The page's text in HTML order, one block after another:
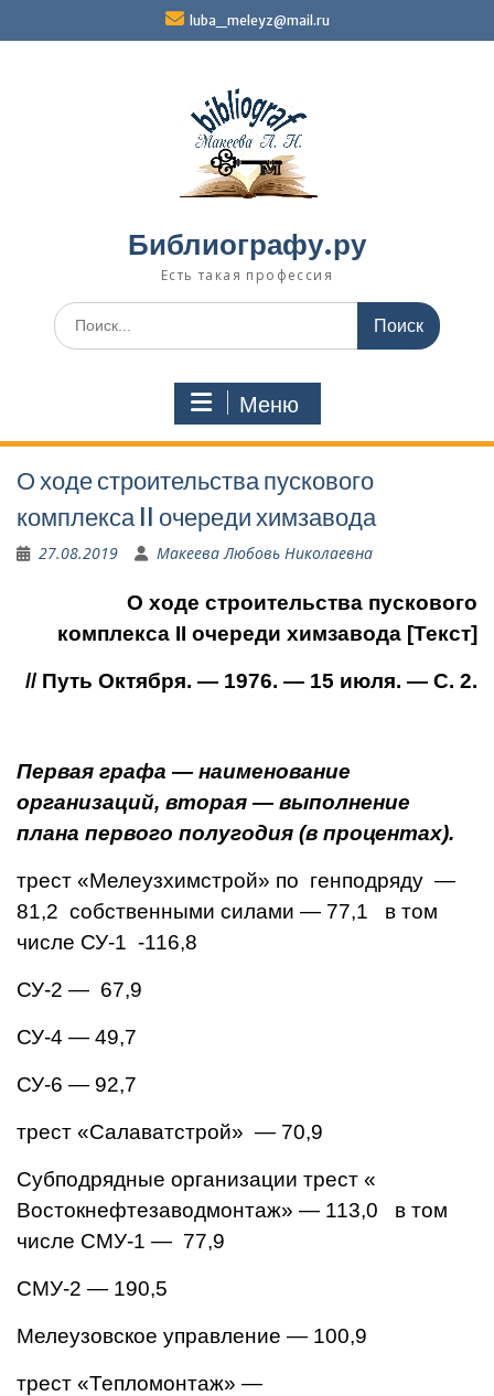
luba_meleyz@mail.ru
Библиографу.ру
Есть такая профессия
Поиск
по:
Меню
О ходе строительства пускового
комплекса II очереди химзавода
27.08.2019 Макеева Любовь Николаевна
О ходе строительства пускового
комплекса II очереди химзавода [Текст]
// Путь Октября. — 1976. — 15 июля. — С. 2.
Первая графа — наименование
организаций, вторая — выполне­ние
плана первого полугодия (в процентах).
трест «Мелеузхимстрой» по генподряду —
81,2 собственными силами — 77,1 в том
числе СУ-1 -116,8
СУ-2 — 67,9
СУ-4 — 49,7
СУ-6 — 92,7
трест «Салаватстрой» — 70,9
Субподрядные организации трест «
Востокнефтезаводмонтаж» — 113,0 в том
числе СМУ-1 — 77,9
СМУ-2 — 190,5
Мелеузовское управление — 100,9
трест «Тепломонтаж» —